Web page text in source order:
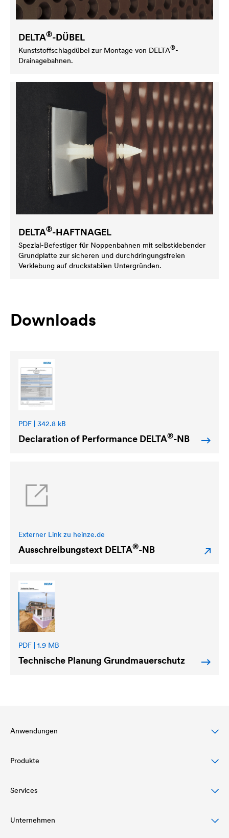
DELTA®-DÜBEL
Kunststoffschlagdübel zur Montage von DELTA®-
Drainagebahnen.
DELTA®-HAFTNAGEL
Spezial-Befestiger für Noppenbahnen mit selbstklebender
Grundplatte zur sicheren und durchdringungsfreien
Verklebung auf druckstabilen Untergründen.
Downloads
PDF | 342.8 kB
Declaration of Performance DELTA®-NB
Externer Link zu heinze.de
Ausschreibungstext DELTA®-NB
PDF | 1.9 MB
Technische Planung Grundmauerschutz
Anwendungen
Steildachschutz
Fassadenschutz & -gestaltung
Flachdachschutz & -drainage
Produkte
Dachbahnen
Luft- und Dampfsperren
Services
Download
Unternehmen